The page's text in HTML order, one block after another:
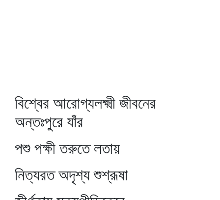
বিশ্বের আরোগ্যলক্ষ্মী জীবনের
অন্তঃপুরে যাঁর
পশু পক্ষী তরুতে লতায়
নিত্যরত অদৃশ্য শুশ্রূষা